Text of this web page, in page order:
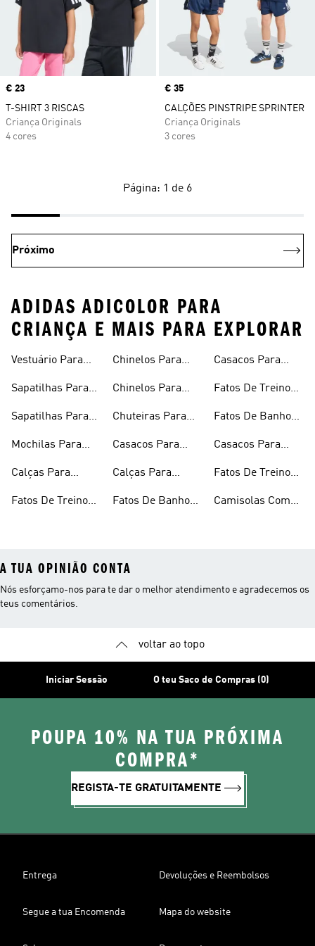
Price
€ 23
T-SHIRT 3 RISCAS
Criança Originals
4 cores
Price
€ 35
CALÇÕES PINSTRIPE SPRINTER
Criança Originals
3 cores
Página: 1 de 6
Próximo
ADIDAS ADICOLOR PARA
CRIANÇA E MAIS PARA EXPLORAR
Vestuário Para
Sapatilhas Para
Sapatilhas Para
Mochilas Para
Calças Para
Fatos De Treino
Chinelos Para
Chinelos Para
Chuteiras Para
Casacos Para
Calças Para
Fatos De Banho
Casacos Para
Fatos De Treino
Fatos De Banho
Casacos Para
Fatos De Treino
Camisolas Com
A TUA OPINIÃO CONTA
Nós esforçamo-nos para te dar o melhor atendimento e agradecemos os
teus comentários.
voltar ao topo
Iniciar Sessão O teu Saco de Compras (0)
POUPA 10% NA TUA PRÓXIMA
COMPRA*
REGISTA-TE GRATUITAMENTE
Entrega Devoluções e Reembolsos
Segue a tua Encomenda Mapa do website